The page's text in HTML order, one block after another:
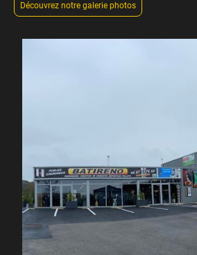
Découvrez notre galerie photos